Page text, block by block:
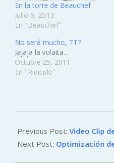
En la torre de Beauchef
Julio 6, 2013
En "Beauchef"
No será mucho, TT?
Jajaja la volaita...
Octubre 25, 2011
En "Ridiculo"
10-
14
Previous Post: Video Clip
Next Post: Optimización